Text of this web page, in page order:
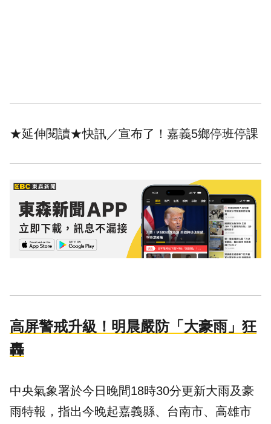
★延伸閱讀★快訊／宣布了！嘉義5鄉停班停課
高屏警戒升級！明晨嚴防「大豪雨」狂
轟
中央氣象署於今日晚間18時30分更新大雨及豪
雨特報，指出今晚起嘉義縣、台南市、高雄市